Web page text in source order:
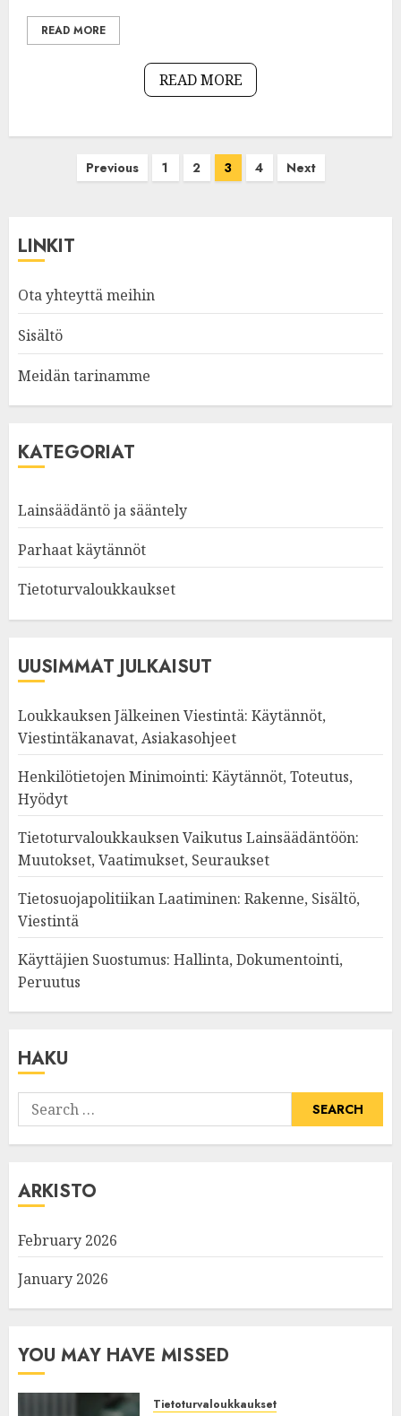
READ MORE
READ MORE
Previous 1 2 3 4 Next
LINKIT
Ota yhteyttä meihin
Sisältö
Meidän tarinamme
KATEGORIAT
Lainsäädäntö ja sääntely
Parhaat käytännöt
Tietoturvaloukkaukset
UUSIMMAT JULKAISUT
Loukkauksen Jälkeinen Viestintä: Käytännöt,
Viestintäkanavat, Asiakasohjeet
Henkilötietojen Minimointi: Käytännöt, Toteutus,
Hyödyt
Tietoturvaloukkauksen Vaikutus Lainsäädäntöön:
Muutokset, Vaatimukset, Seuraukset
Tietosuojapolitiikan Laatiminen: Rakenne, Sisältö,
Viestintä
Käyttäjien Suostumus: Hallinta, Dokumentointi,
Peruutus
HAKU
Search
for:
ARKISTO
February 2026
January 2026
YOU MAY HAVE MISSED
Tietoturvaloukkaukset